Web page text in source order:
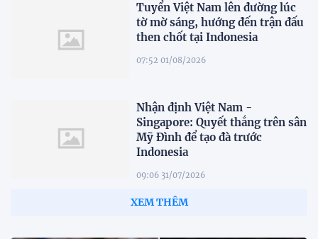
Tuyển Việt Nam lên đường lúc
tờ mờ sáng, hướng đến trận đấu
then chốt tại Indonesia
07:52 01/08/2026
Nhận định Việt Nam -
Singapore: Quyết thắng trên sân
Mỹ Đình để tạo đà trước
Indonesia
09:06 31/07/2026
XEM THÊM